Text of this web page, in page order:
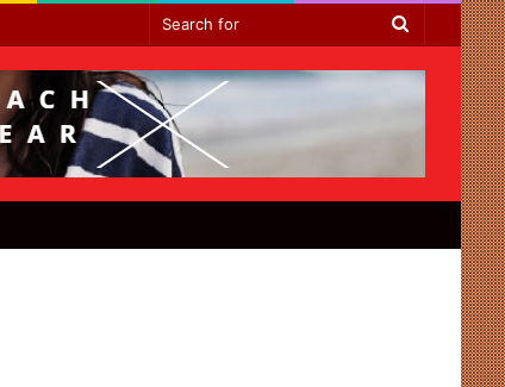
Search
for